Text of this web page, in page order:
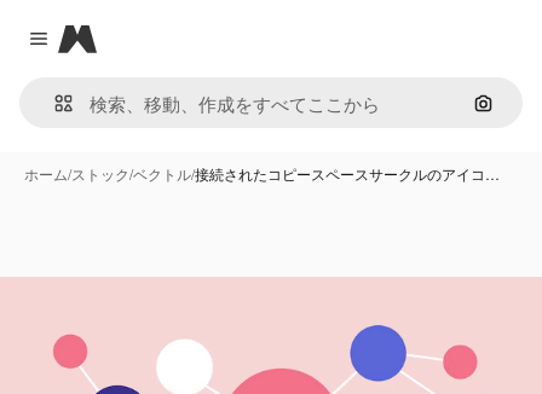
Close menu
Magnific
画像で
ホーム/ストック/ベクトル/接続されたコピースペースサークルのアイコ…